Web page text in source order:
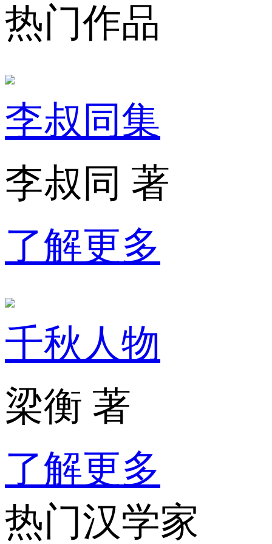
热门作品
李叔同集
李叔同 著
了解更多
千秋人物
梁衡 著
了解更多
热门汉学家